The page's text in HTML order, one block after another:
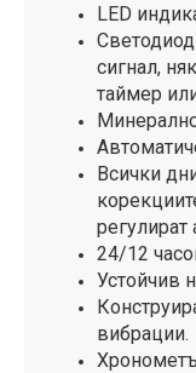
LED
сигнал,
таймер
Всички
регулират
24/12
Устойчив
вибрации.